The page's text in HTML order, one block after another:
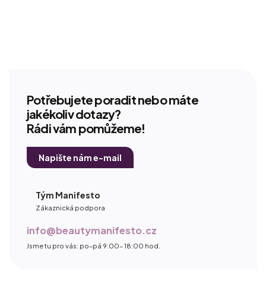
Potřebujete poradit nebo máte
jakékoliv dotazy?
Rádi vám pomůžeme!
Napište nám e-mail
Tým Manifesto
Zákaznická podpora
info@beautymanifesto.cz
Jsme tu pro vás: po–pá 9:00– 18:00 hod.